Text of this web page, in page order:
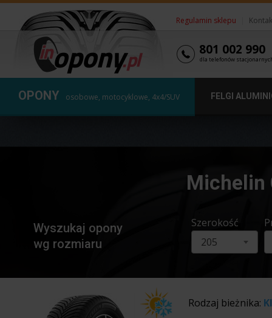
Regulamin sklepu
801 002 990
dla telefonów
OPONY osobowe, motocyklowe, 4x4/SUV FELGI
Michelin
Wyszukaj opony
wg rozmiaru
Szerokość
205
Rodzaj bieżnika: